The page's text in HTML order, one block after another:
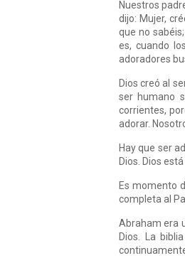
Nuestros
dijo: Mujer,
que no
es, cuando
adoradores
Dios creó al
ser humano
corrientes,
adorar.
Hay que ser
Dios. Dios
Es momento
completa al
Abraham era
Dios. La